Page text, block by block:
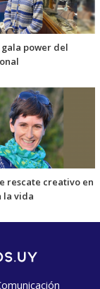
gala power del
rescate creativo en
la vida